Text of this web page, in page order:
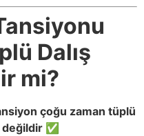
Dalış
mi?
çoğu zaman tüplü
değildir ✅